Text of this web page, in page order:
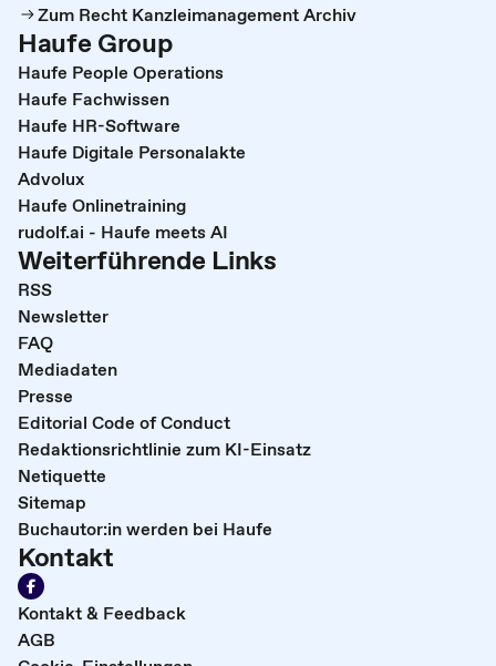
Zum Recht Kanzleimanagement Archiv
Haufe Group
Haufe People Operations
Haufe Fachwissen
Haufe HR-Software
Haufe Digitale Personalakte
Advolux
Haufe Onlinetraining
rudolf.ai - Haufe meets AI
Weiterführende Links
RSS
Newsletter
FAQ
Mediadaten
Presse
Editorial Code of Conduct
Redaktionsrichtlinie zum KI-Einsatz
Netiquette
Sitemap
Buchautor:in werden bei Haufe
Kontakt
Kontakt & Feedback
AGB